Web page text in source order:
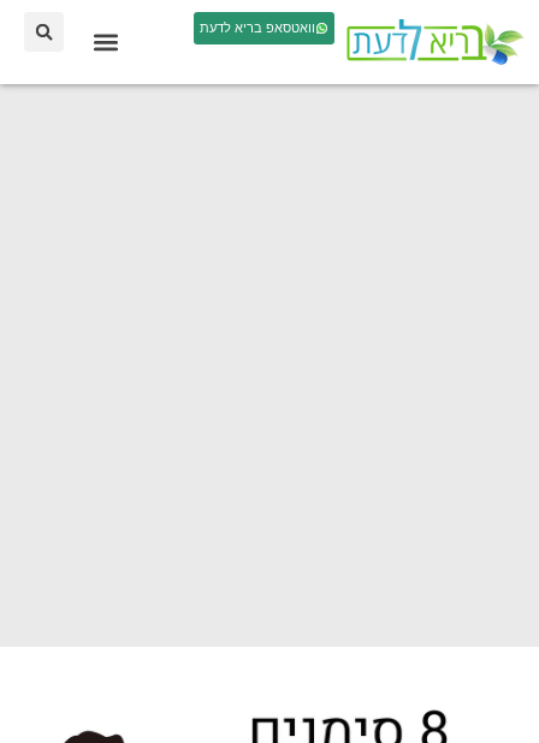
וואטסאפ בריא לדעת